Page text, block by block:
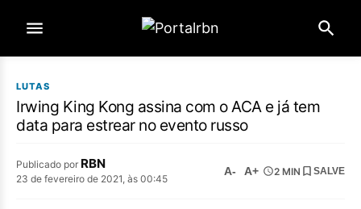
LUTAS
Irwing King Kong assina com o ACA e já tem
data para estrear no evento russo
Publicado por RBN
23 de fevereiro de 2021, às 00:45
A- A+ 2 MIN SALVE